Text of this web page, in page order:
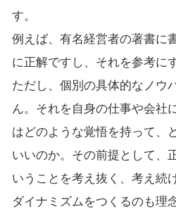
す。
例えば、有名経営者の著書に
に正解ですし、それを参考に
ただし、個別の具体的なノウ
ん。それを自身の仕事や会社
はどのような覚悟を持って、
いいのか。その前提として、
いうことを考え抜く、考え続
ダイナミズムをつくるのも理